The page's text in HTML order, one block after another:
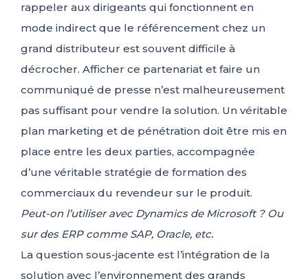
rappeler aux dirigeants qui fonctionnent en
mode indirect que le référencement chez un
grand distributeur est souvent difficile à
décrocher. Afficher ce partenariat et faire un
communiqué de presse n’est malheureusement
pas suffisant pour vendre la solution. Un véritable
plan marketing et de pénétration doit être mis en
place entre les deux parties, accompagnée
d’une véritable stratégie de formation des
commerciaux du revendeur sur le produit.
Peut-on l’utiliser avec Dynamics de Microsoft ? Ou
sur des ERP comme SAP, Oracle, etc.
La question sous-jacente est l’intégration de la
solution avec l’environnement des grands